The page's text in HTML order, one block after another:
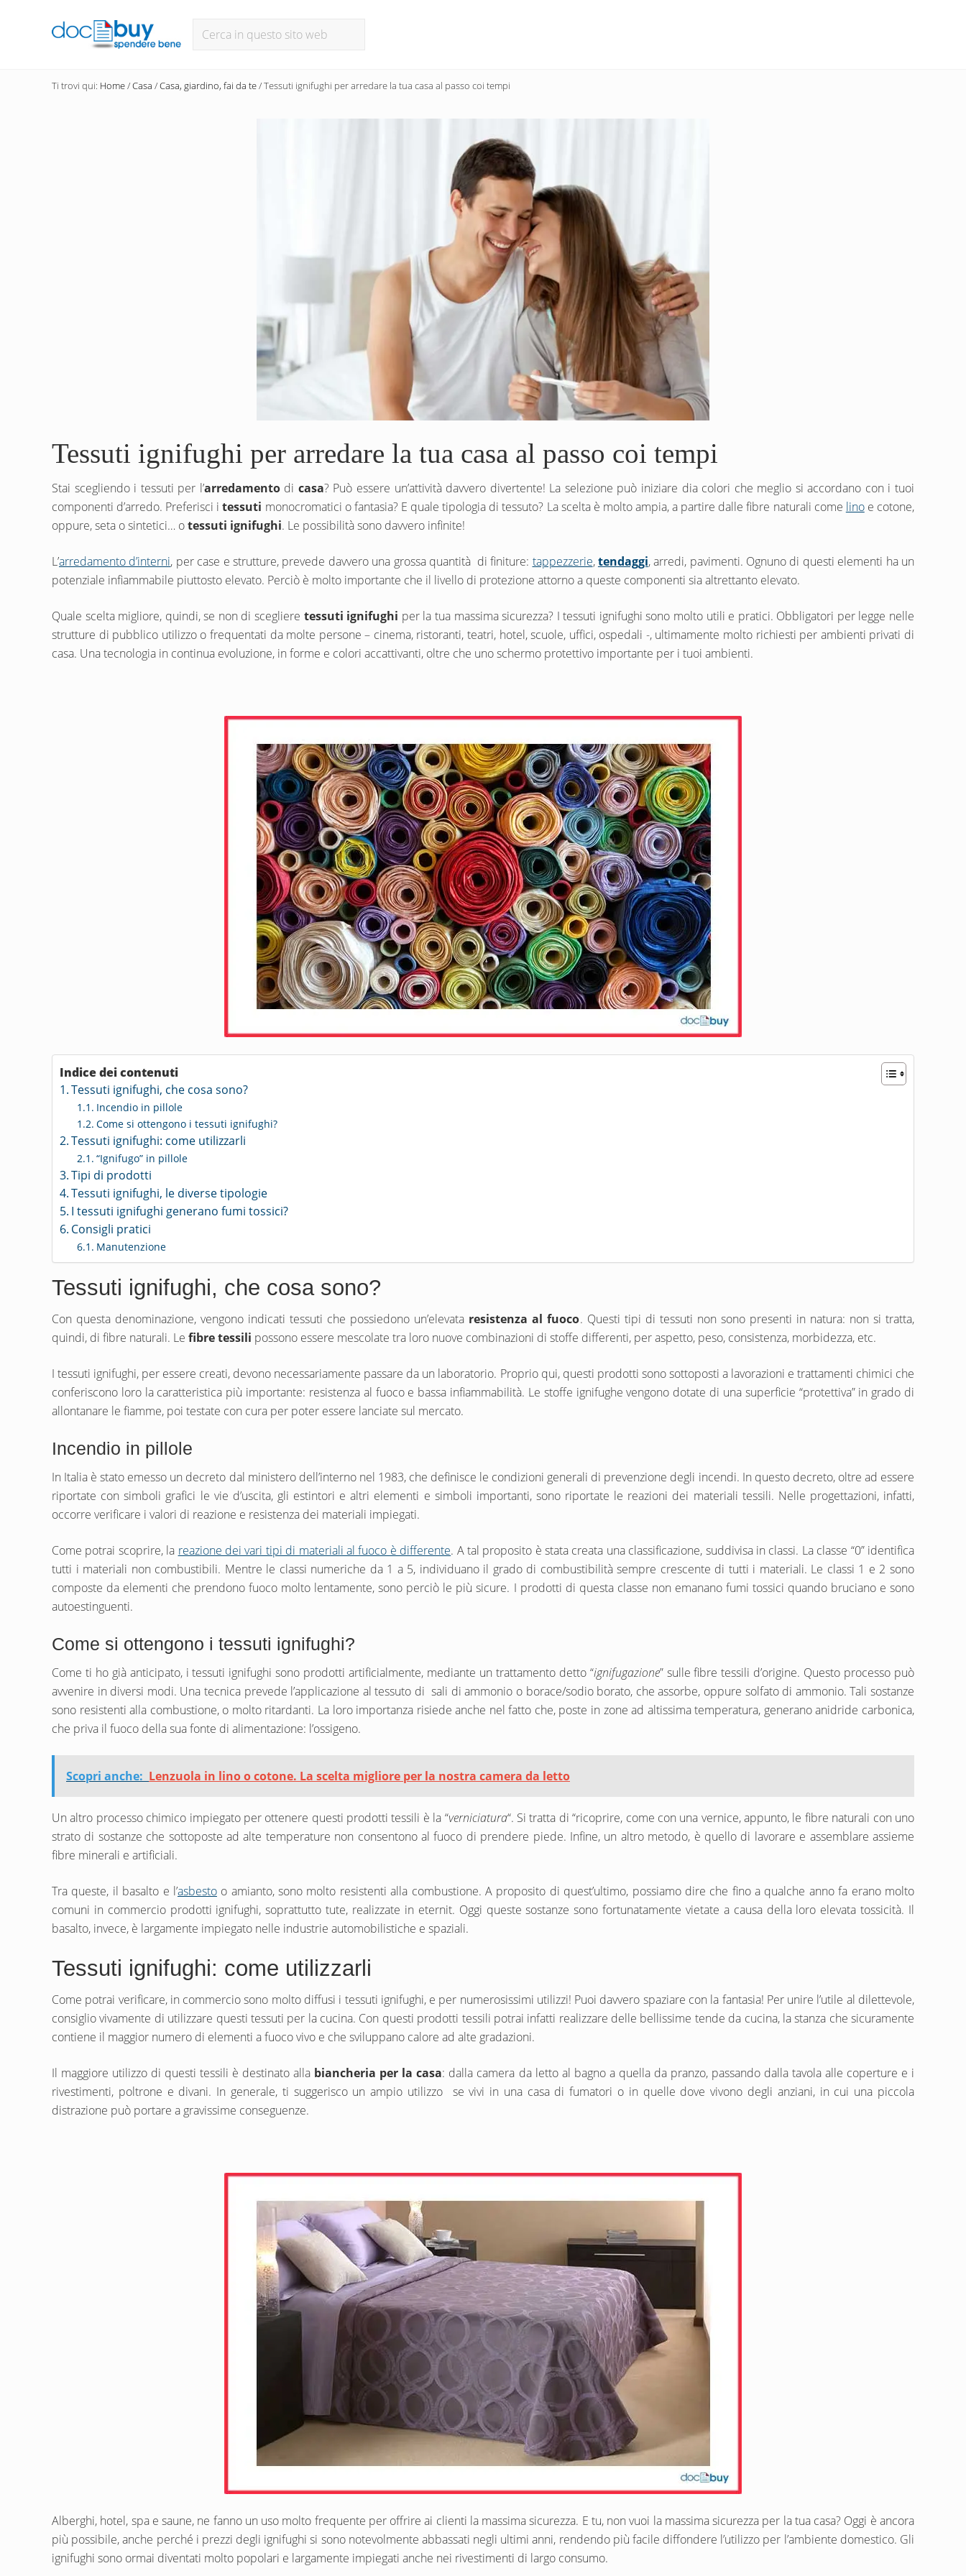
un
Header
Cerca
sito
Ti trovi qui: Home/Casa /Casa, giardino, fai da te/Tessuti ignifughi per arredare la tua casa al passo coi tempi
Tessuti ignifughi per arredare la tua casa al passo coi tempi
Stai scegliendo i tessuti per l’arredamentodi casa? Può essere un’attività davvero divertente! La selezione può iniziare dia colori che meglio si accordano con i tuoi
componenti d’arredo. Preferisci itessuti monocromatici o fantasia? E quale tipologia di tessuto? La scelta è molto ampia, a partire dalle fibre naturali come linoe cotone,
oppure, seta o sintetici… otessuti ignifughi. Le possibilità sono davvero infinite!
L’arredamento d’interni, per case e strutture, prevede davvero una grossa quantità di finiture: tappezzerie, tendaggi, arredi, pavimenti. Ognuno di questi elementi ha un
potenziale infiammabile piuttosto elevato. Perciò è molto importante che il livello di protezione attorno a queste componenti sia altrettanto elevato.
Quale scelta migliore, quindi, se non di scegliere tessuti ignifughi per la tua massima sicurezza? I tessuti ignifughi sono molto utili e pratici. Obbligatori per legge nelle
strutture di pubblico utilizzo o frequentati da molte persone – cinema, ristoranti, teatri, hotel, scuole, uffici, ospedali -, ultimamente molto richiesti per ambienti privati di
casa. Una tecnologia in continua evoluzione, in forme e colori accattivanti, oltre che uno schermo protettivo importante per i tuoi ambienti.
Indice dei contenuti
Tessuti ignifughi, che cosa sono?
Incendio in pillole
Come si ottengono i tessuti ignifughi?
Tessuti ignifughi: come utilizzarli
“Ignifugo” in pillole
Tipi di prodotti
Tessuti ignifughi, le diverse tipologie
I tessuti ignifughi generano fumi tossici?
Consigli pratici
Manutenzione
Tessuti ignifughi, che cosa sono?
Con questa denominazione, vengono indicati tessuti che possiedono un’elevata resistenza al fuoco. Questi tipi di tessuti non sono presenti in natura: non si tratta,
quindi, di fibre naturali. Le fibre tessili possono essere mescolate tra loro nuove combinazioni di stoffe differenti, per aspetto, peso, consistenza, morbidezza, etc.
I tessuti ignifughi, per essere creati, devono necessariamente passare da un laboratorio. Proprio qui, questi prodotti sono sottoposti a lavorazioni e trattamenti chimici che
conferiscono loro la caratteristica più importante: resistenza al fuoco e bassa infiammabilità. Le stoffe ignifughe vengono dotate di una superficie “protettiva” in grado di
allontanare le fiamme, poi testate con cura per poter essere lanciate sul mercato.
Incendio in pillole
In Italia è stato emesso un decreto dal ministero dell’interno nel 1983, che definisce le condizioni generali di prevenzione degli incendi. In questo decreto, oltre ad essere
riportate con simboli grafici le vie d’uscita, gli estintori e altri elementi e simboli importanti, sono riportate le reazioni dei materiali tessili. Nelle progettazioni, infatti,
occorre verificare i valori di reazione e resistenza dei materiali impiegati.
Come potrai scoprire, la reazione dei vari tipi di materiali al fuoco è differente. A tal proposito è stata creata una classificazione, suddivisa in classi. La classe “0” identifica
tutti i materiali non combustibili. Mentre le classi numeriche da 1 a 5, individuano il grado di combustibilità sempre crescente di tutti i materiali. Le classi 1 e 2 sono
composte da elementi che prendono fuoco molto lentamente, sono perciò le più sicure. I prodotti di questa classe non emanano fumi tossici quando bruciano e sono
autoestinguenti.
Come si ottengono i tessuti ignifughi?
Come ti ho già anticipato, i tessuti ignifughi sono prodotti artificialmente, mediante un trattamento detto “ignifugazione” sulle fibre tessili d’origine. Questo processo può
avvenire in diversi modi. Una tecnica prevede l’applicazione al tessuto di sali di ammonio o borace/sodio borato, che assorbe, oppure solfato di ammonio. Tali sostanze
sono resistenti alla combustione, o molto ritardanti. La loro importanza risiede anche nel fatto che, poste in zone ad altissima temperatura, generano anidride carbonica,
che priva il fuoco della sua fonte di alimentazione: l’ossigeno.
Scopri anche: Lenzuola in lino o cotone. La scelta migliore per la nostra camera da letto
Un altro processo chimico impiegato per ottenere questi prodotti tessili è la “verniciatura“. Si tratta di “ricoprire, come con una vernice, appunto, le fibre naturali con uno
strato di sostanze che sottoposte ad alte temperature non consentono al fuoco di prendere piede. Infine, un altro metodo, è quello di lavorare e assemblare assieme
fibre minerali e artificiali.
Tra queste, il basalto e l’asbestoo amianto, sono molto resistenti alla combustione. A proposito di quest’ultimo, possiamo dire che fino a qualche anno fa erano molto
comuni in commercio prodotti ignifughi, soprattutto tute, realizzate in eternit. Oggi queste sostanze sono fortunatamente vietate a causa della loro elevata tossicità. Il
basalto, invece, è largamente impiegato nelle industrie automobilistiche e spaziali.
Tessuti ignifughi: come utilizzarli
Come potrai verificare, in commercio sono molto diffusi i tessuti ignifughi, e per numerosissimi utilizzi! Puoi davvero spaziare con la fantasia! Per unire l’utile al dilettevole,
consiglio vivamente di utilizzare questi tessuti per la cucina. Con questi prodotti tessili potrai infatti realizzare delle bellissime tende da cucina, la stanza che sicuramente
contiene il maggior numero di elementi a fuoco vivo e che sviluppano calore ad alte gradazioni.
Il maggiore utilizzo di questi tessili è destinato alla biancheria per la casa: dalla camera da letto al bagno a quella da pranzo, passando dalla tavola alle coperture e i
rivestimenti, poltrone e divani. In generale, ti suggerisco un ampio utilizzo se vivi in una casa di fumatori o in quelle dove vivono degli anziani, in cui una piccola
distrazione può portare a gravissime conseguenze.
Alberghi, hotel, spa e saune, ne fanno un uso molto frequente per offrire ai clienti la massima sicurezza. E tu, non vuoi la massima sicurezza per la tua casa? Oggi è ancora
più possibile, anche perché i prezzi degli ignifughi si sono notevolmente abbassati negli ultimi anni, rendendo più facile diffondere l’utilizzo per l’ambiente domestico. Gli
ignifughi sono ormai diventati molto popolari e largamente impiegati anche nei rivestimenti di largo consumo.